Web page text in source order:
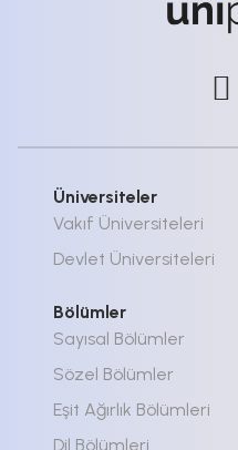
Üniversiteler
Vakıf Üniversiteleri
Devlet Üniversiteleri
Bölümler
Sayısal Bölümler
Sözel Bölümler
Eşit Ağırlık Bölümleri
Dil Bölümleri